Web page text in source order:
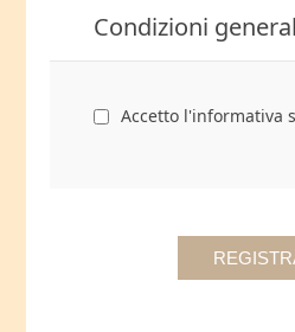
Condizioni
Accetto l'informativa